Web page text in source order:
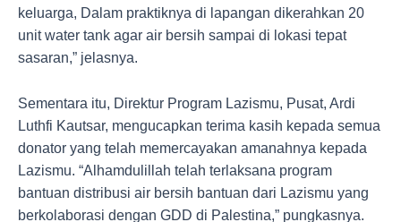
keluarga, Dalam praktiknya di lapangan dikerahkan 20
unit water tank agar air bersih sampai di lokasi tepat
sasaran,” jelasnya.
Sementara itu, Direktur Program Lazismu, Pusat, Ardi
Luthfi Kautsar, mengucapkan terima kasih kepada semua
donator yang telah memercayakan amanahnya kepada
Lazismu. “Alhamdulillah telah terlaksana program
bantuan distribusi air bersih bantuan dari Lazismu yang
berkolaborasi dengan GDD di Palestina,” pungkasnya.